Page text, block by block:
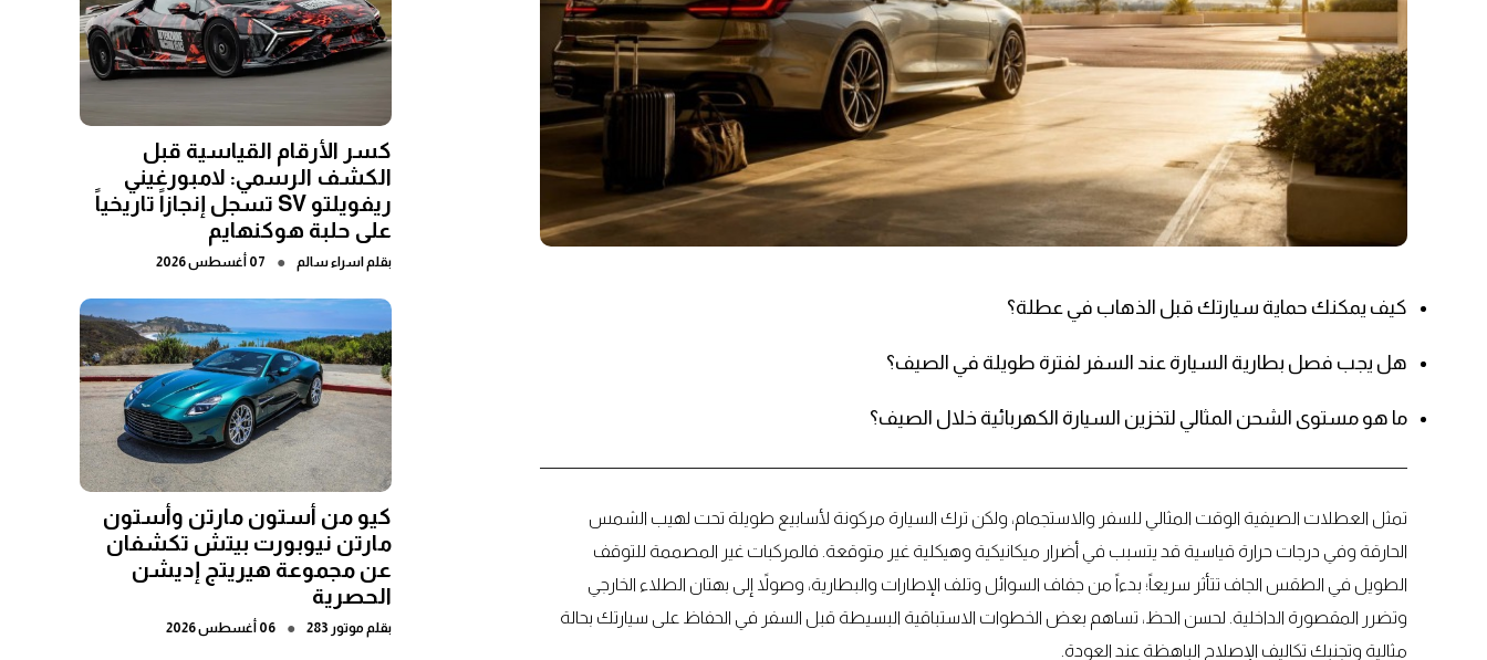
كيف يمكنك حماية سيارتك قبل الذهاب في عطلة؟
هل يجب فصل بطارية السيارة عند السفر لفترة طويلة في الصيف؟
ما هو مستوى الشحن المثالي لتخزين السيارة الكهربائية خلال الصيف؟
تمثل العطلات الصيفية الوقت المثالي للسفر والاستجمام، ولكن ترك السيارة مركونة لأسابيع طويلة تحت لهيب الشمس
الحارقة وفي درجات حرارة قياسية قد يتسبب في أضرار ميكانيكية وهيكلية غير متوقعة. فالمركبات غير المصممة للتوقف
الطويل في الطقس الجاف تتأثر سريعاً؛ بدءاً من جفاف السوائل وتلف الإطارات والبطارية، وصولاً إلى بهتان الطلاء الخارجي
وتضرر المقصورة الداخلية. لحسن الحظ، تساهم بعض الخطوات الاستباقية البسيطة قبل السفر في الحفاظ على سيارتك بحالة
مثالية وتجنبك تكاليف الإصلاح الباهظة عند العودة.
كسر الأرقام القياسية قبل
الكشف الرسمي: لامبورغيني
ريفويلتو SV تسجل إنجازاً تاريخياً
على حلبة هوكنهايم
بقلم اسراء سالم ● 07 أغسطس 2026
كيو من أستون مارتن وأستون
مارتن نيوبورت بيتش تكشفان
عن مجموعة هيريتج إديشن
الحصرية
بقلم موتور 283 ● 06 أغسطس 2026